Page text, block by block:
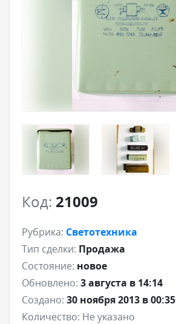
Код: 21009
Рубрика: Светотехника
Тип сделки: Продажа
Состояние: новое
Обновлено: 3 августа в 14:14
Создано: 30 ноября 2013 в 00:35
Количество: Не указано